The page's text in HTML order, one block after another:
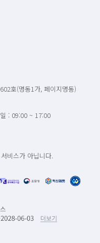
호(명동1가, 페이지명동)
: 09:00 ~ 17:00
비스가 아닙니다.